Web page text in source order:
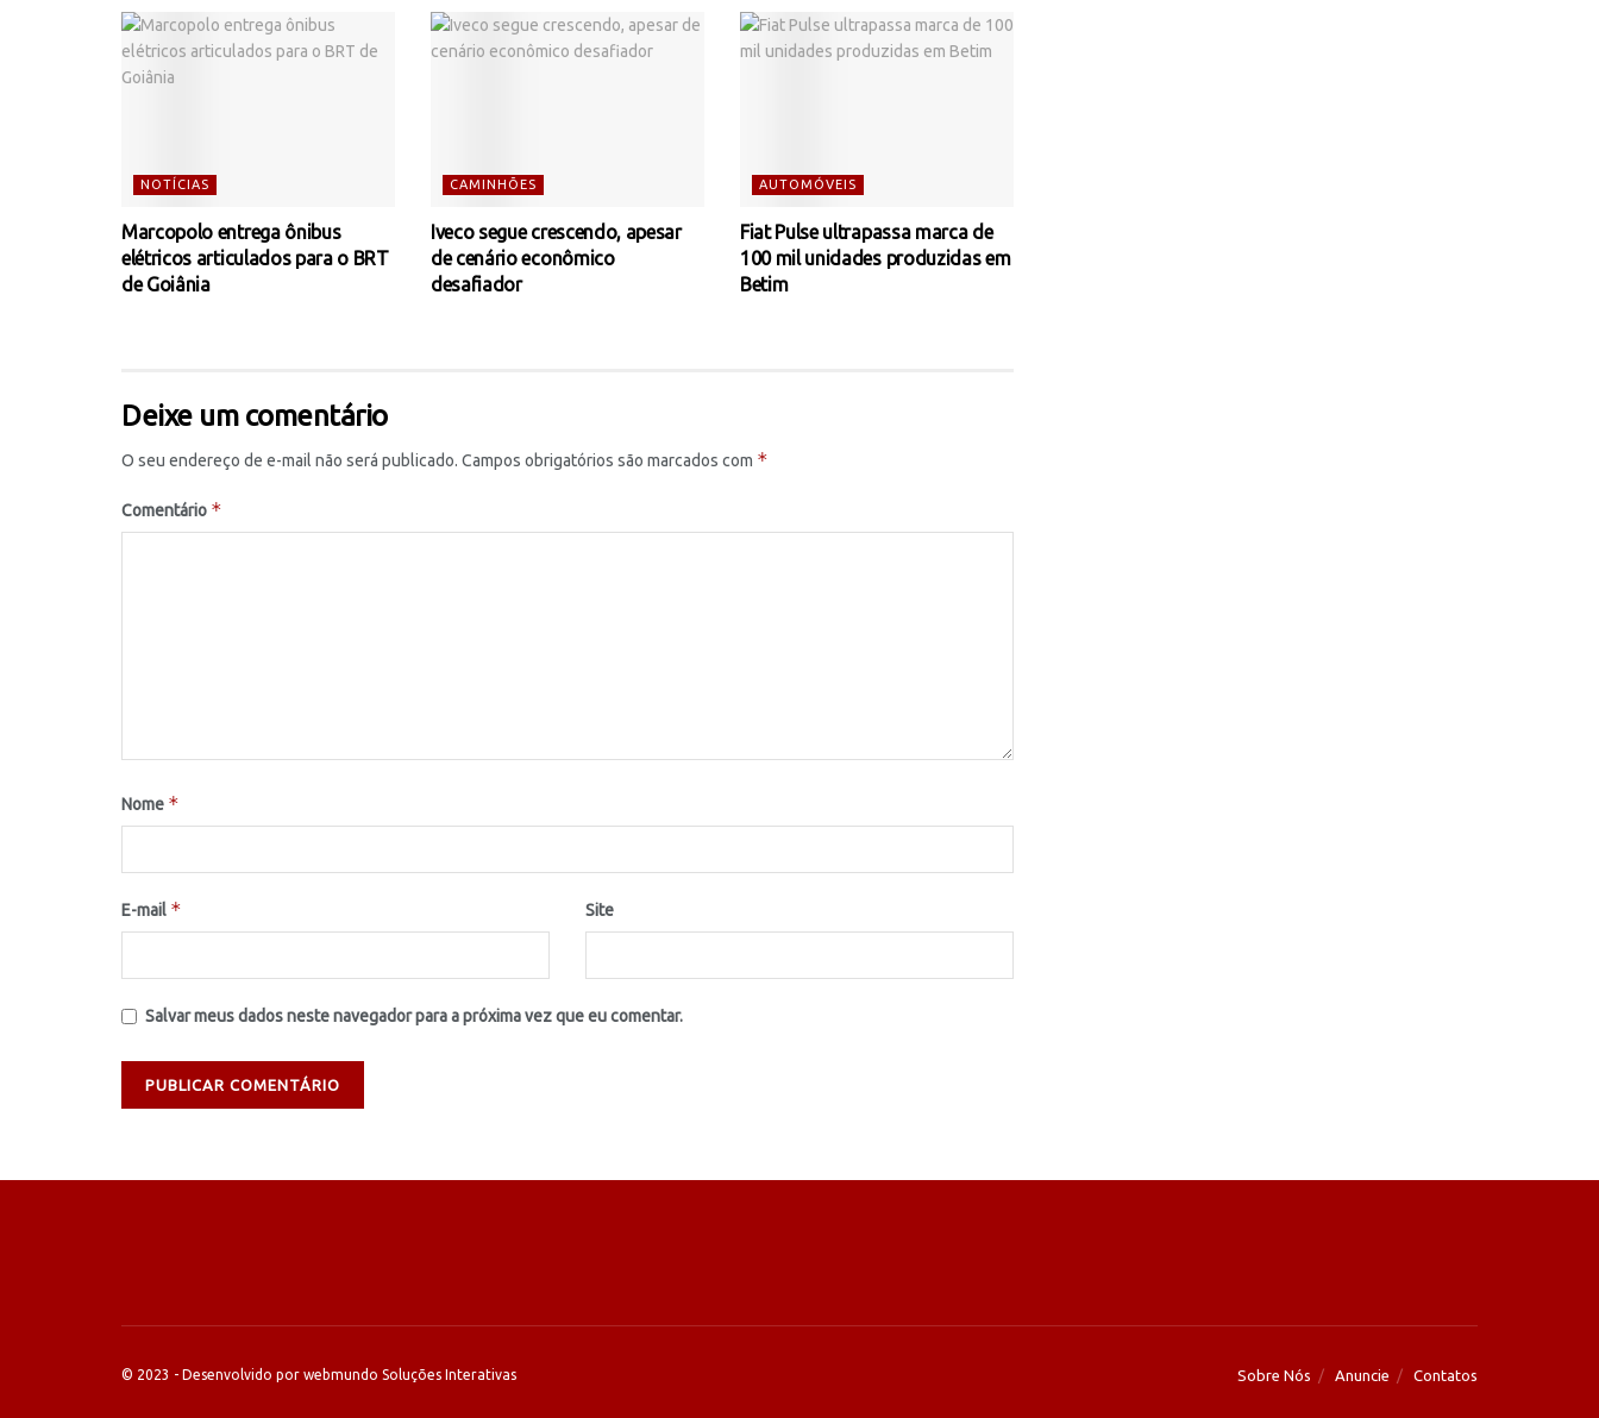
NOTÍCIAS
Marcopolo entrega ônibus
elétricos articulados para o BRT
de Goiânia
CAMINHÕES
Iveco segue crescendo, apesar
de cenário econômico
desafiador
AUTOMÓVEIS
Fiat Pulse ultrapassa marca de
100 mil unidades produzidas em
Betim
Deixe um comentário
O seu endereço de e-mail não será publicado. Campos obrigatórios são marcados com *
Comentário *
Nome *
E-mail * Site
Salvar meus dados neste navegador para a próxima vez que eu comentar.
Sobre Nós Anuncie Contatos
© 2023 - Desenvolvido por webmundo Soluções Interativas